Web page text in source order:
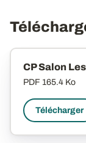
CP Salon
PDF 165.4 Ko
Télécharger